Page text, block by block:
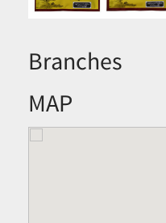
Branches
MAP